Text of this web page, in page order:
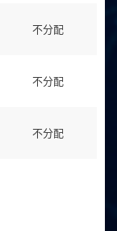
不分配
不分配
不分配